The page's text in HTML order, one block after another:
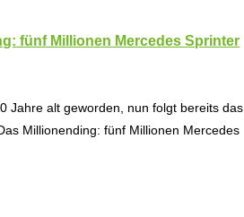
fünf Millionen Mercedes Sprinter
Jahre alt geworden, nun folgt bereits das
Millionending: fünf Millionen Mercedes